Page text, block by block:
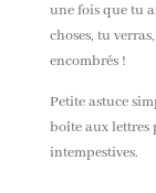
une fois que tu
choses, tu verras,
encombrés !
Petite astuce
boîte aux lettres
intempestives.